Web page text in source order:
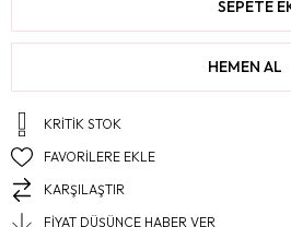
KRITIK STOK
FAVORILERE EKLE
KARŞILAŞTIR
FIYAT DÜŞÜNCE HABER VER